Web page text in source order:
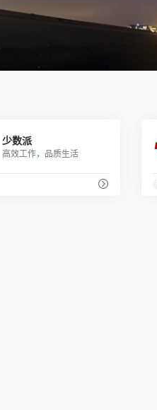
少数派
高效工作，品质生活